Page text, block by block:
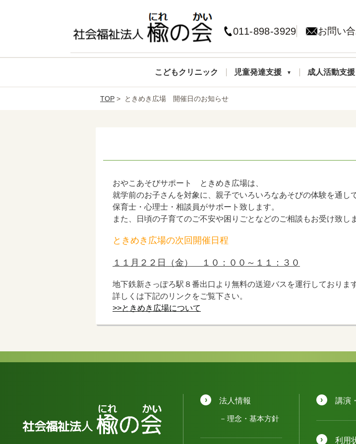
011-898-3929 お問い
こどもクリニック 児童発達支援 成人活動支援
TOP > ときめき広場 開催日のお知らせ
おやこあそびサポート ときめき広場は、
就学前のお子さんを対象に、親子でいろいろなあそびの体験を通
保育士・心理士・相談員がサポート致します。
また、日頃の子育てのご不安や困りごとなどのご相談もお受け致し
ときめき広場の次回開催日程
１１月２２日（金） １０：００～１１：３０
地下鉄新さっぽろ駅８番出口より無料の送迎バスを運行しております
詳しくは下記のリンクをご覧下さい。
>>ときめき広場について
法人情報
理念・基本方針
講演
利用